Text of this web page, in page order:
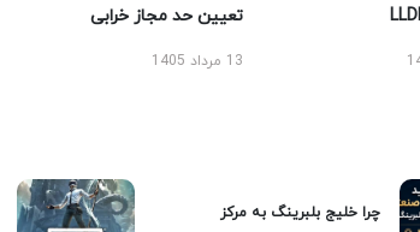
تعیین حد مجاز خرابی
13 مرداد 1405
چرا خلیج بلبرینگ به مرکز